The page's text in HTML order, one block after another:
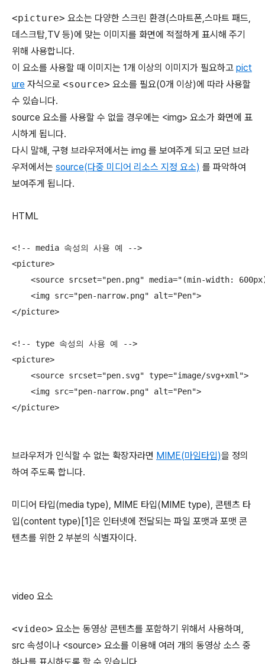
<picture> 요소는 다양한 스크린 환경(스마트폰,스마트 패드,
데스크탑,TV 등)에 맞는 이미지를 화면에 적절하게 표시해 주기
위해 사용합니다.
이 요소를 사용할 때 이미지는 1개 이상의 이미지가 필요하고 pict
ure 자식으로 <source> 요소를 필요(0개 이상)에 따라 사용할
수 있습니다.
source 요소를 사용할 수 없을 경우에는 <img> 요소가 화면에 표
시하게 됩니다.
다시 말해, 구형 브라우저에서는 img 를 보여주게 되고 모던 브라
우저에서는 source(다중 미디어 리소스 지정 요소) 를 파악하여
보여주게 됩니다.
HTML
<!-- media 속성의 사용 예 -->
<picture>
<source srcset="pen.png" media="(min-width:
    <img src="pen-narrow.png" alt="Pen">
</picture>
<!-- type 속성의 사용 예 -->
<picture>
    <source srcset="pen.svg" type="image/svg+xml">
    <img src="pen-narrow.png" alt="Pen">
</picture>
브라우저가 인식할 수 없는 확장자라면 MIME(마임타입)을 정의
하여 주도록 합니다.
미디어 타입(media type), MIME 타입(MIME type), 콘텐츠 타
입(content type)[1]은 인터넷에 전달되는 파일 포맷과 포맷 콘
텐츠를 위한 2 부분의 식별자이다.
video 요소
<video> 요소는 동영상 콘텐츠를 포함하기 위해서 사용하며,
src 속성이나 <source> 요소를 이용해 여러 개의 동영상 소스 중